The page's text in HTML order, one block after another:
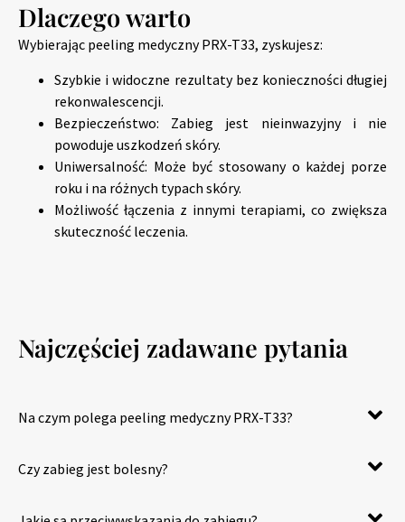
Dlaczego warto
Wybierając peeling medyczny PRX-T33, zyskujesz:
Szybkie i widoczne rezultaty bez konieczności długiej
rekonwalescencji.
Bezpieczeństwo: Zabieg jest nieinwazyjny i nie
powoduje uszkodzeń skóry.
Uniwersalność: Może być stosowany o każdej porze
roku i na różnych typach skóry.
Możliwość łączenia z innymi terapiami, co zwiększa
skuteczność leczenia.
Najczęściej zadawane pytania
Na czym polega peeling medyczny PRX-T33?
Czy zabieg jest bolesny?